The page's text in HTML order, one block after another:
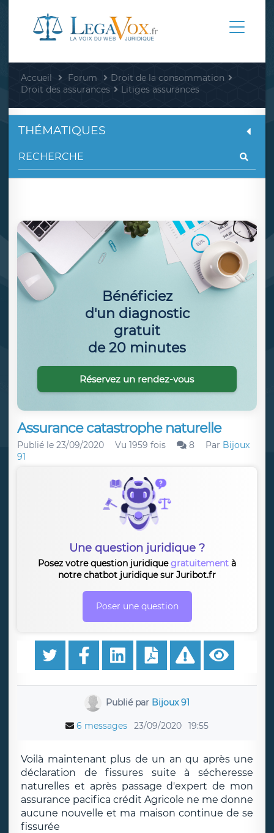
Accueil Forum
Droit de la consommation
Droit des assurances
Litiges assurances
Assurance catastrophe naturelle
Publié le 23/09/2020 Vu 1959 fois 8 Par Bijoux
91
Une question juridique ?
Posez votre question juridiquegratuitement à
notre chatbot juridique sur Juribot.fr
Poser une question
Publié par Bijoux 91
6 messages 23/09/2020 19:55
Voilà maintenant plus de un an qu après une
déclaration de fissures suite à sécheresse
naturelles et après passage d'expert de mon
assurance pacifica crédit Agricole ne me donne
aucune nouvelle et ma maison continue de se
fissurée
THÉMATIQUES
Bénéficiez
d'un diagnostic
gratuit
de 20 minutes
Réservez un rendez-vous